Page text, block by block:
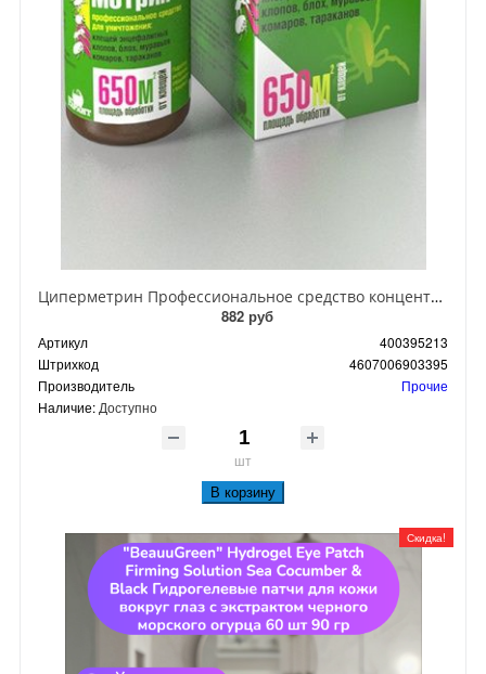
Циперметрин Профессиональное средство концентрат эмульсии 25% для уничтожения тараканов, мух,комаров, блох, клопов, муравьев, ос 50 мл
882 руб
Артикул
400395213
Штрихкод
4607006903395
Производитель
Прочие
Наличие:Доступно
шт
В корзину
Скидка!